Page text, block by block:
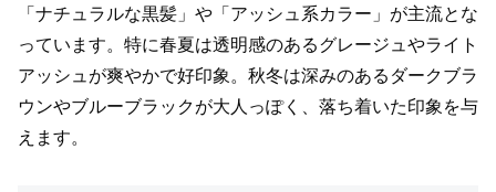
「ナチュラルな黒髪」や「アッシュ系カラー」が主流とな
っています。特に春夏は透明感のあるグレージュやライト
アッシュが爽やかで好印象。秋冬は深みのあるダークブラ
ウンやブルーブラックが大人っぽく、落ち着いた印象を与
えます。